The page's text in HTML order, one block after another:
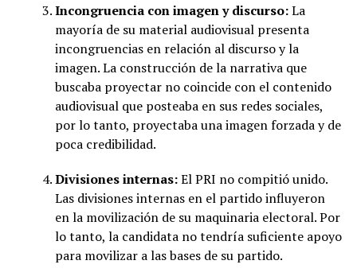
Incongruencia con imagen y discurso:La
mayoría de su material audiovisual presenta
incongruencias en relación al discurso y la
imagen. La construcción de la narrativa que
buscaba proyectar no coincide con el contenido
audiovisual que posteaba en sus redes sociales,
por lo tanto, proyectaba una imagen forzada y de
poca credibilidad.
Divisiones internas:El PRI no compitió unido.
Las divisiones internas en el partido influyeron
en la movilización de su maquinaria electoral. Por
lo tanto, la candidata no tendría suficiente apoyo
para movilizar a las bases de su partido.